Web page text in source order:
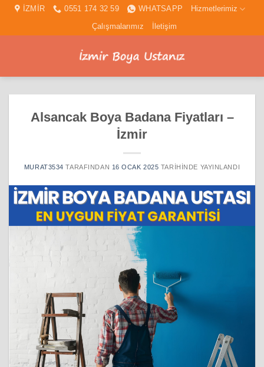
İçeriğeİZMİR 0551 174 32 59 WHATSAPP
Hizmetlerimiz
Çalışmalarımız
İletişim
Alsancak Boya Badana Fiyatları –
İzmir
MURAT3534 TARAFINDAN 16 OCAK 2025 TARIHINDE YAYINLANDI